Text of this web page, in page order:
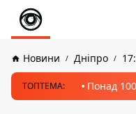
Новини Дніпро
ТОПТЕМА: Понад